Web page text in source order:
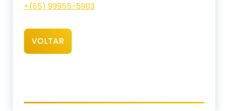
+(65) 99955-5903
VOLTAR